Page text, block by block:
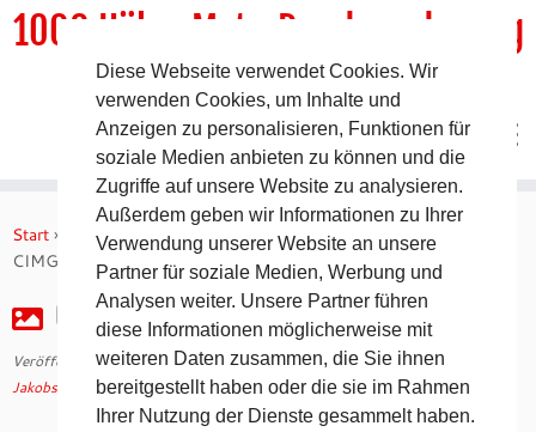
Inhalt
springen
1000 HöhenMeterRundwanderweg
DER Rundwanderweg um Pommelsbrunn
Start » Jakobsweg 2008 – 5. Tag auf dem Camino Francés
CIMG2239
CIMG2239
Veröffentlicht am30. April 2018mit den Abmessungen1024 × 768
Jakobsweg 2008 – 5. Tag auf dem Camino Francés.
Diese Webseite verwendet Cookies. Wir
verwenden Cookies, um Inhalte und
Anzeigen zu personalisieren, Funktionen für
soziale Medien anbieten zu können und die
Zugriffe auf unsere Website zu analysieren.
Außerdem geben wir Informationen zu Ihrer
Verwendung unserer Website an unsere
Partner für soziale Medien, Werbung und
Analysen weiter. Unsere Partner führen
diese Informationen möglicherweise mit
weiteren Daten zusammen, die Sie ihnen
bereitgestellt haben oder die sie im Rahmen
Ihrer Nutzung der Dienste gesammelt haben.